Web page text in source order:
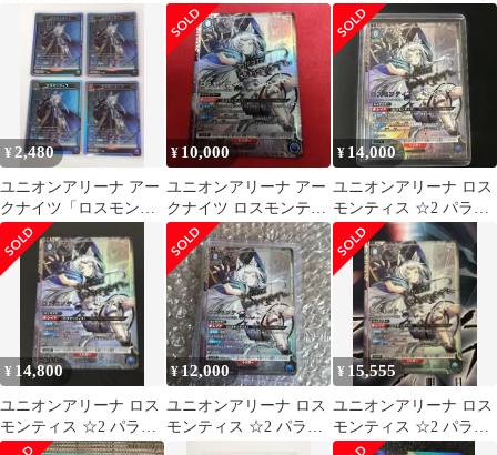
ーナ アークナイツ
¥ 2,480
ユニオンアリーナ アー
クナイツ「ロスモンテ
ィス」SR（スーパーレ
ア）４枚セット
¥ 10,000
ユニオンアリーナ アー
クナイツ ロスモンティ
ス パラレル 星2
¥ 14,000
ユニオンアリーナ ロス
モンティス ☆2 パラレ
ル
¥ 14,800
ユニオンアリーナ ロス
モンティス ☆2 パラレ
ル
¥12,000
ユニオンアリーナ ロス
モンティス ☆2 パラレ
¥ 15,555
ユニオンアリーナ ロス
モンティス ☆2 パラレ
ル